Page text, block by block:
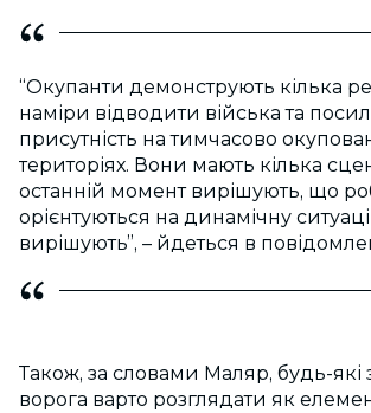
“Окупанти демонструють кілька
наміри відводити війська та
присутність на тимчасово
територіях. Вони мають кілька
останній момент вирішують, що
орієнтуються на динамічну
вирішують”, – йдеться в
Також, за словами Маляр, будь-які
ворога варто розглядати як